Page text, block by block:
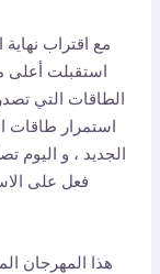
مع اقتراب
استقبلت أعلى
الطاقات التي
استمرار طاقات
الجديد ، و
فعل على
هذا المهرجان